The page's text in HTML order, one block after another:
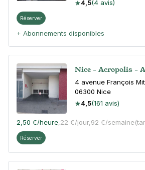
4,5(4 avis)
Réserver
+ Abonnements disponibles
Nice - Acropolis -
4 avenue François
06300 Nice
4,5(161 avis)
2,50 €/heure,22 €/jour,92 €/semaine
Réserver